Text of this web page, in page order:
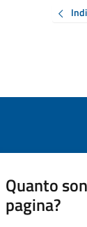
Quanto
pagina?